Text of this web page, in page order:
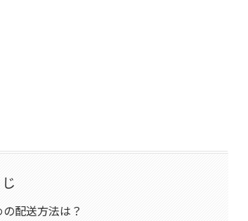
配送方法は？